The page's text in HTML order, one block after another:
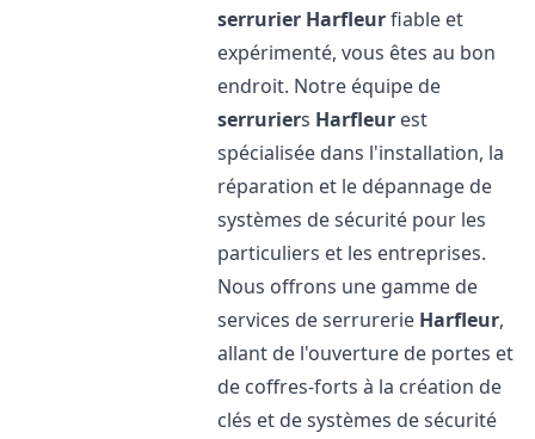
serrurier Harfleurfiable et
expérimenté, vous êtes au bon
endroit. Notre équipe de
serruriers Harfleur est
spécialisée dans l'installation, la
réparation et le dépannage de
systèmes de sécurité pour les
particuliers et les entreprises.
Nous offrons une gamme de
services de serrurerie Harfleur,
allant de l'ouverture de portes et
de coffres-forts à la création de
clés et de systèmes de sécurité